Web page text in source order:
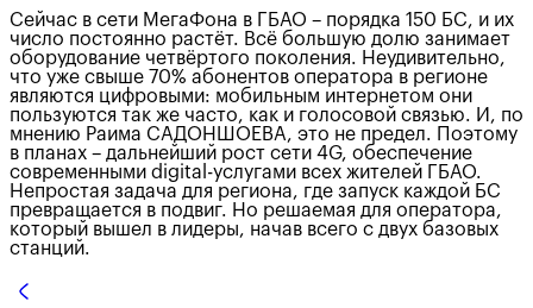
Сейчас в сети МегаФона в ГБАО – порядка 150 БС, и их
число постоянно растёт. Всё большую долю занимает
оборудование четвёртого поколения. Неудивительно,
что уже свыше 70% абонентов оператора в регионе
являются цифровыми: мобильным интернетом они
пользуются так же часто, как и голосовой связью. И, по
мнению Раима САДОНШОЕВА, это не предел. Поэтому
в планах – дальнейший рост сети 4G, обеспечение
современными digital-услугами всех жителей ГБАО.
Непростая задача для региона, где запуск каждой БС
превращается в подвиг. Но решаемая для оператора,
который вышел в лидеры, начав всего с двух базовых
станций.